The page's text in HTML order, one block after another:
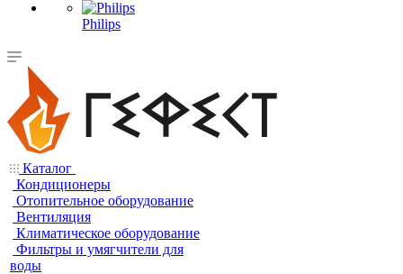
Philips
Каталог
Кондиционеры
Отопительное оборудование
Вентиляция
Климатическое оборудование
Фильтры и умягчители для
воды